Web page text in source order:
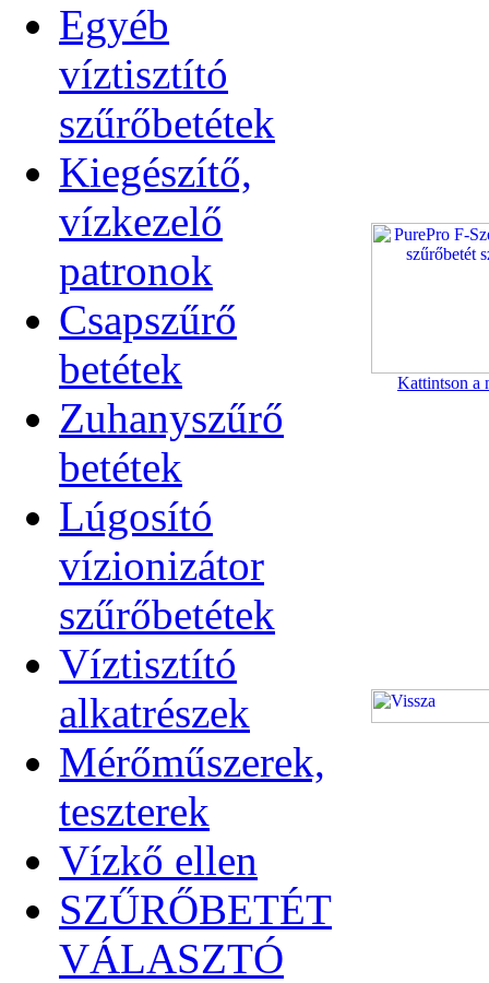
Egyéb
víztisztító
szűrőbetétek
Kiegészítő,
vízkezelő
patronok
Csapszűrő
betétek
Zuhanyszűrő
betétek
Lúgosító
vízionizátor
szűrőbetétek
Víztisztító
alkatrészek
Mérőműszerek,
teszterek
Vízkő ellen
SZŰRŐBETÉT
VÁLASZTÓ
Kattintson a